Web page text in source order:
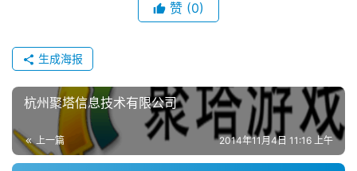
休
游
2
赞 (0)
生成海报
杭州聚塔信息技术有限公司
上一篇 2014年11月4日 11:16 上午